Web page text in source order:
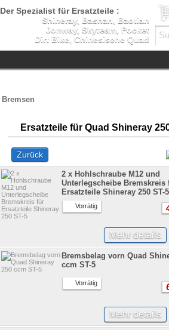
Der Spezialist für Ersatzteile :
Shineray, Bashan, Baotian
Jonway, Skyteam, Pocket
Dirt Bike, Chinesische Quad
Bremsen
Ersatzteile für Quad Shineray
Zurück
2 x Hohlschraube M12 und
Unterlegscheibe Bremskreis
Ersatzteile Shineray 250 ST-5
Vorrätig
Mehr details
Bremsbelag vorn Quad
ccm ST-5
Vorrätig
Mehr details